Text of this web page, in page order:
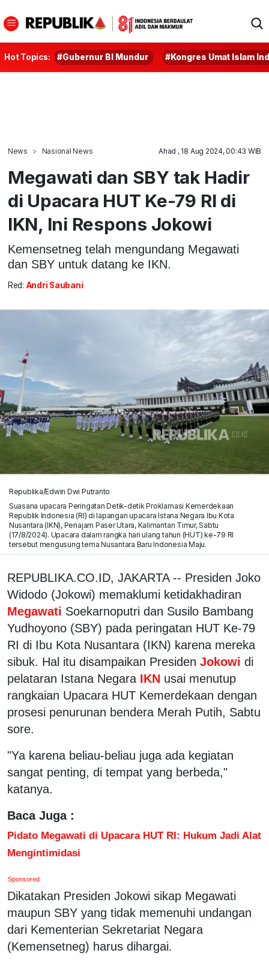
Hot Topics: #Gubernur BI Mundur #Kongres Umat Islam
News Nasional News Ahad , 18 Aug 2024, 00:43 WIB
Megawati dan SBY tak Hadir
di Upacara HUT Ke-79 RI di
IKN, Ini Respons Jokowi
Kemensetneg telah mengundang Megawati
dan SBY untuk datang ke IKN.
Red: Andri Saubani
Republika/Edwin Dwi Putranto
Suasana upacara Peringatan Detik-detik Proklamasi Kemerdekaan
Republik Indonesia (RI) di lapangan upacara Istana Negara Ibu Kota
Nusantara (IKN), Penajam Paser Utara, Kalimantan Timur, Sabtu
(17/8/2024). Upacara dalam rangka hari ulang tahun (HUT) ke-79 RI
tersebut mengusung tema Nusantara Baru Indonesia Maju.
REPUBLIKA.CO.ID, JAKARTA -- Presiden Joko
Widodo (Jokowi) memaklumi ketidakhadiran
Megawati Soekarnoputri dan Susilo Bambang
Yudhoyono (SBY) pada peringatan HUT Ke-79
RI di Ibu Kota Nusantara (IKN) karena mereka
sibuk. Hal itu disampaikan Presiden Jokowi di
pelataran Istana Negara IKN usai menutup
rangkaian Upacara HUT Kemerdekaan dengan
prosesi penurunan bendera Merah Putih, Sabtu
sore.
"Ya karena beliau-beliau juga ada kegiatan
sangat penting, di tempat yang berbeda,"
katanya.
Baca Juga :
Pidato Megawati di Upacara HUT RI: Hukum Jadi Alat
Mengintimidasi
Sponsored
Dikatakan Presiden Jokowi sikap Megawati
maupun SBY yang tidak memenuhi undangan
dari Kementerian Sekretariat Negara
(Kemensetneg) harus dihargai.